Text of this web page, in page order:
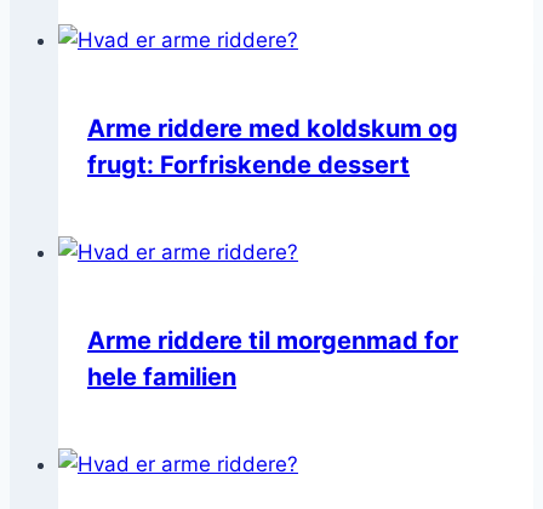
Arme riddere med koldskum og
frugt: Forfriskende dessert
Arme riddere til morgenmad for
hele familien